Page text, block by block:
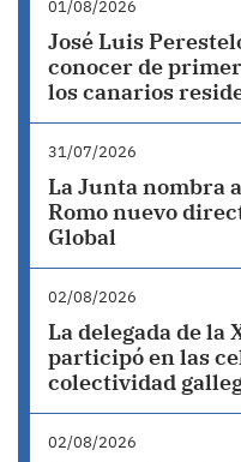
01/08/2026
José Luis
conocer de
los canarios
31/07/2026
La Junta nombra
Romo nuevo
Global
02/08/2026
La delegada de la
participó en las
colectividad
02/08/2026